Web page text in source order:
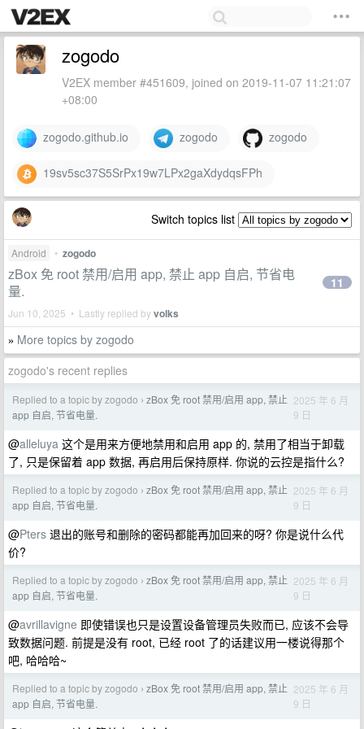
zogodo
V2EX member #451609, joined on 2019-11-07 11:21:07
+08:00
zogodo.github.io zogodo zogodo
19sv5sc37S5SrPx19w7LPx2gaXdydqsFPh
Switch topics list
Android • zogodo
zBox 免 root 禁用/启用 app, 禁止 app 自启, 节省电
量.
Jun 10, 2025 • Lastly replied byvolks
11
» More topics by zogodo
zogodo's recent replies
Replied to a topic by zogodo › zBox 免 root 禁用/启用 app, 禁止
app 自启, 节省电量.
2025 年 6 月
9 日
@alleluya 这个是用来方便地禁用和启用 app 的, 禁用了相当于卸载
了, 只是保留着 app 数据, 再启用后保持原样. 你说的云控是指什么?
Replied to a topic by zogodo › zBox 免 root 禁用/启用 app, 禁止
app 自启, 节省电量.
2025 年 6 月
9 日
@Pters 退出的账号和删除的密码都能再加回来的呀? 你是说什么代
价?
Replied to a topic by zogodo › zBox 免 root 禁用/启用 app, 禁止
app 自启, 节省电量.
2025 年 6 月
9 日
@avrillavigne 即使错误也只是设置设备管理员失败而已, 应该不会导
致数据问题. 前提是没有 root, 已经 root 了的话建议用一楼说得那个
吧, 哈哈哈~
Replied to a topic by zogodo › zBox 免 root 禁用/启用 app, 禁止
app 自启, 节省电量.
2025 年 6 月
9 日